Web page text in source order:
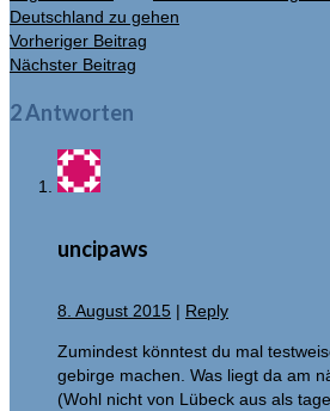
Deutschland zu gehen
Vorheriger Beitrag
Nächster Beitrag
2 Antworten
uncipaws
8. August 2015 | Reply
Zumindest könntest du mal
gebirge machen. Was liegt da am
(Wohl nicht von Lübeck aus als